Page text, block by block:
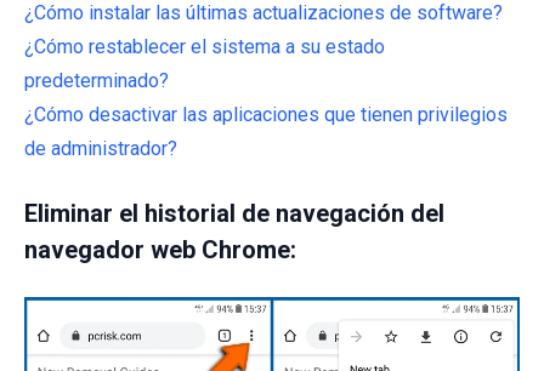
¿Cómo instalar las últimas actualizaciones de software?
¿Cómo restablecer el sistema a su estado
predeterminado?
¿Cómo desactivar las aplicaciones que tienen privilegios
de administrador?
Eliminar el historial de navegación del
navegador web Chrome: